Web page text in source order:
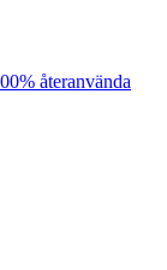
återanvända